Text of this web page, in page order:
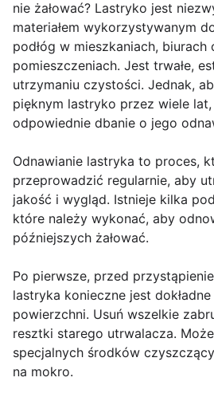
nie żałować? Lastryko jest
materiałem wykorzystywanym
podłóg w mieszkaniach, biurach
pomieszczeniach. Jest trwałe,
utrzymaniu czystości. Jednak,
pięknym lastryko przez wiele
odpowiednie dbanie o jego
Odnawianie lastryka to proces,
przeprowadzić regularnie, aby
jakość i wygląd. Istnieje kilka
które należy wykonać, aby
późniejszych żałować.
Po pierwsze, przed
lastryka konieczne jest
powierzchni. Usuń wszelkie
resztki starego utrwalacza.
specjalnych środków
na mokro.